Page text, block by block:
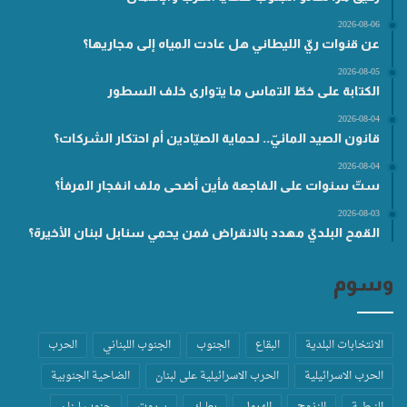
2026-08-06
عن قنوات ريّ الليطاني هل عادت المياه إلى مجاريها؟
2026-08-05
الكتابة على خطّ التماس ما يتوارى خلف السطور
2026-08-04
قانون الصيد المائيّ.. لحماية الصيّادين أم احتكار الشركات؟
2026-08-04
ستّ سنوات على الفاجعة فأين أضحى ملف انفجار المرفأ؟
2026-08-03
القمح البلديّ مهدد بالانقراض فمن يحمي سنابل لبنان الأخيرة؟
وسوم
الانتخابات البلدية البقاع الجنوب الجنوب اللبناني
الحرب
الحرب الاسرائيلية
الحرب الاسرائيلية على لبنان
الضاحية الجنوبية